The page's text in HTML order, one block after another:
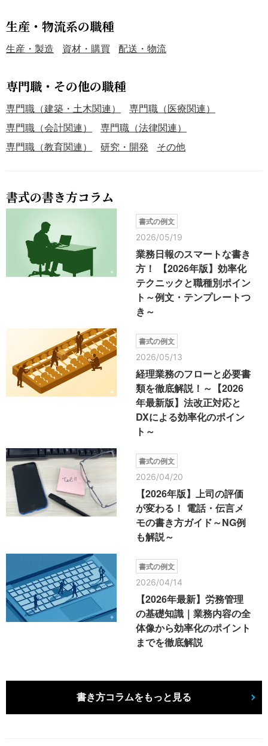
生産・物流系の職種
生産・製造 資材・購買 配送・物流
専門職・その他の職種
専門職（建築・土木関連）
専門職（医療関連）
専門職（会計関連）
専門職（法律関連）
専門職（教育関連）
研究・開発 その他
書式の書き方コラム
書式の例文
2026/05/19
業務日報のスマートな書き
方！ 【2026年版】効率化
テクニックと職種別ポイン
ト～例文・テンプレートつ
き～
書式の例文
2026/05/13
経理業務のフローと必要書
類を徹底解説！～【2026
年最新版】法改正対応と
DXによる効率化のポイン
ト～
書式の例文
2026/04/20
【2026年版】上司の評価
が変わる！ 電話・伝言メ
モの書き方ガイド～NG例
も解説～
書式の例文
2026/04/14
【2026年最新】労務管理
の基礎知識｜業務内容の全
体像から効率化のポイント
までを徹底解説
書き方コラムをもっと見る